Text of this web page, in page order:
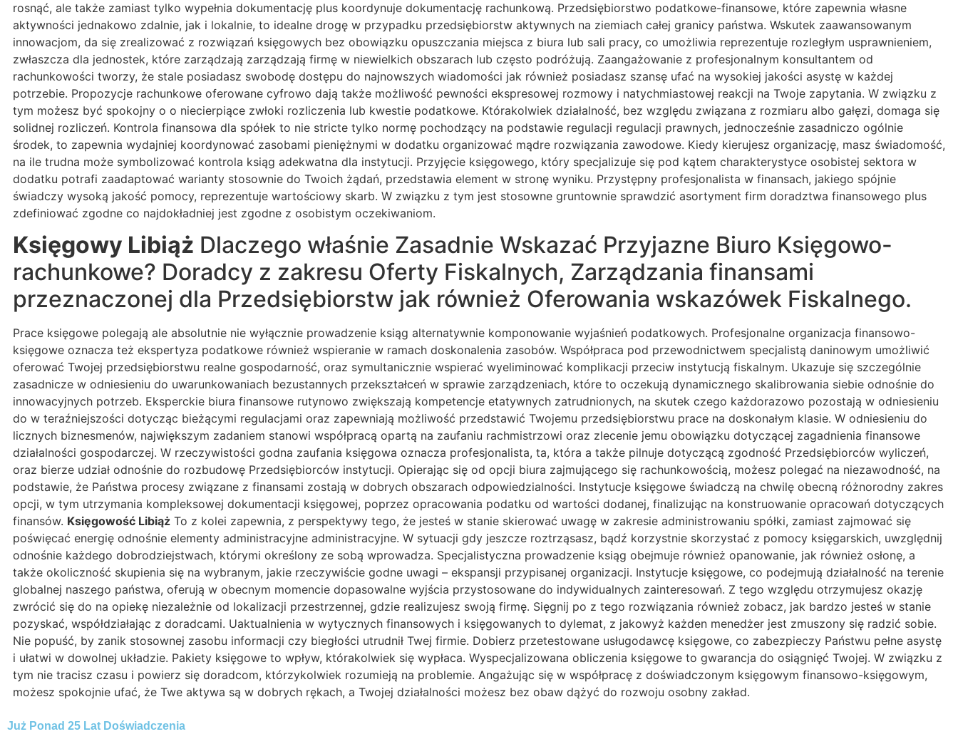
rosnąć, ale także zamiast tylko wypełnia dokumentację plus koordynuje dokumentację rachunkową. Przedsiębiorstwo podatkowe-finansowe, które zapewnia własne
aktywności jednakowo zdalnie, jak i lokalnie, to idealne drogę w przypadku przedsiębiorstw aktywnych na ziemiach całej granicy państwa. Wskutek zaawansowanym
innowacjom, da się zrealizować z rozwiązań księgowych bez obowiązku opuszczania miejsca z biura lub sali pracy, co umożliwia reprezentuje rozległym usprawnieniem,
zwłaszcza dla jednostek, które zarządzają zarządzają firmę w niewielkich obszarach lub często podróżują. Zaangażowanie z profesjonalnym konsultantem od
rachunkowości tworzy, że stale posiadasz swobodę dostępu do najnowszych wiadomości jak również posiadasz szansę ufać na wysokiej jakości asystę w każdej
potrzebie. Propozycje rachunkowe oferowane cyfrowo dają także możliwość pewności ekspresowej rozmowy i natychmiastowej reakcji na Twoje zapytania. W związku z
tym możesz być spokojny o o niecierpiące zwłoki rozliczenia lub kwestie podatkowe. Którakolwiek działalność, bez względu związana z rozmiaru albo gałęzi, domaga się
solidnej rozliczeń. Kontrola finansowa dla spółek to nie stricte tylko normę pochodzący na podstawie regulacji regulacji prawnych, jednocześnie zasadniczo ogólnie
środek, to zapewnia wydajniej koordynować zasobami pieniężnymi w dodatku organizować mądre rozwiązania zawodowe. Kiedy kierujesz organizację, masz świadomość,
na ile trudna może symbolizować kontrola ksiąg adekwatna dla instytucji. Przyjęcie księgowego, który specjalizuje się pod kątem charakterystyce osobistej sektora w
dodatku potrafi zaadaptować warianty stosownie do Twoich żądań, przedstawia element w stronę wyniku. Przystępny profesjonalista w finansach, jakiego spójnie
świadczy wysoką jakość pomocy, reprezentuje wartościowy skarb. W związku z tym jest stosowne gruntownie sprawdzić asortyment firm doradztwa finansowego plus
zdefiniować zgodne co najdokładniej jest zgodne z osobistym oczekiwaniom.
Księgowy Libiąż Dlaczego właśnie Zasadnie Wskazać Przyjazne Biuro Księgowo-
rachunkowe? Doradcy z zakresu Oferty Fiskalnych, Zarządzania finansami
przeznaczonej dla Przedsiębiorstw jak również Oferowania wskazówek Fiskalnego.
Prace księgowe polegają ale absolutnie nie wyłącznie prowadzenie ksiąg alternatywnie komponowanie wyjaśnień podatkowych. Profesjonalne organizacja finansowo-
księgowe oznacza też ekspertyza podatkowe również wspieranie w ramach doskonalenia zasobów. Współpraca pod przewodnictwem specjalistą daninowym umożliwić
oferować Twojej przedsiębiorstwu realne gospodarność, oraz symultanicznie wspierać wyeliminować komplikacji przeciw instytucją fiskalnym. Ukazuje się szczególnie
zasadnicze w odniesieniu do uwarunkowaniach bezustannych przekształceń w sprawie zarządzeniach, które to oczekują dynamicznego skalibrowania siebie odnośnie do
innowacyjnych potrzeb. Eksperckie biura finansowe rutynowo zwiększają kompetencje etatywnych zatrudnionych, na skutek czego każdorazowo pozostają w odniesieniu
do w teraźniejszości dotycząc bieżącymi regulacjami oraz zapewniają możliwość przedstawić Twojemu przedsiębiorstwu prace na doskonałym klasie. W odniesieniu do
licznych biznesmenów, największym zadaniem stanowi współpracą opartą na zaufaniu rachmistrzowi oraz zlecenie jemu obowiązku dotyczącej zagadnienia finansowe
działalności gospodarczej. W rzeczywistości godna zaufania księgowa oznacza profesjonalista, ta, która a także pilnuje dotyczącą zgodność Przedsiębiorców wyliczeń,
oraz bierze udział odnośnie do rozbudowę Przedsiębiorców instytucji. Opierając się od opcji biura zajmującego się rachunkowością, możesz polegać na niezawodność, na
podstawie, że Państwa procesy związane z finansami zostają w dobrych obszarach odpowiedzialności. Instytucje księgowe świadczą na chwilę obecną różnorodny zakres
opcji, w tym utrzymania kompleksowej dokumentacji księgowej, poprzez opracowania podatku od wartości dodanej, finalizując na konstruowanie opracowań dotyczących
finansów. Księgowość Libiąż To z kolei zapewnia, z perspektywy tego, że jesteś w stanie skierować uwagę w zakresie administrowaniu spółki, zamiast zajmować się
poświęcać energię odnośnie elementy administracyjne administracyjne. W sytuacji gdy jeszcze roztrząsasz, bądź korzystnie skorzystać z pomocy księgarskich, uwzględnij
odnośnie każdego dobrodziejstwach, którymi określony ze sobą wprowadza. Specjalistyczna prowadzenie ksiąg obejmuje również opanowanie, jak również osłonę, a
także okoliczność skupienia się na wybranym, jakie rzeczywiście godne uwagi – ekspansji przypisanej organizacji. Instytucje księgowe, co podejmują działalność na terenie
globalnej naszego państwa, oferują w obecnym momencie dopasowalne wyjścia przystosowane do indywidualnych zainteresowań. Z tego względu otrzymujesz okazję
zwrócić się do na opiekę niezależnie od lokalizacji przestrzennej, gdzie realizujesz swoją firmę. Sięgnij po z tego rozwiązania również zobacz, jak bardzo jesteś w stanie
pozyskać, współdziałając z doradcami. Uaktualnienia w wytycznych finansowych i księgowanych to dylemat, z jakowyż każden menedżer jest zmuszony się radzić sobie.
Nie popuść, by zanik stosownej zasobu informacji czy biegłości utrudnił Twej firmie. Dobierz przetestowane usługodawcę księgowe, co zabezpieczy Państwu pełne asystę
i ułatwi w dowolnej układzie. Pakiety księgowe to wpływ, którakolwiek się wypłaca. Wyspecjalizowana obliczenia księgowe to gwarancja do osiągnięć Twojej. W związku z
tym nie tracisz czasu i powierz się doradcom, którzykolwiek rozumieją na problemie. Angażując się w współpracę z doświadczonym księgowym finansowo-księgowym,
możesz spokojnie ufać, że Twe aktywa są w dobrych rękach, a Twojej działalności możesz bez obaw dążyć do rozwoju osobny zakład.
Już Ponad 25 Lat Doświadczenia